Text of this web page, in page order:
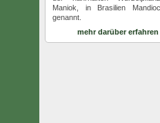
Maniok, in Brasilien
genannt.
mehr darüber erfahren